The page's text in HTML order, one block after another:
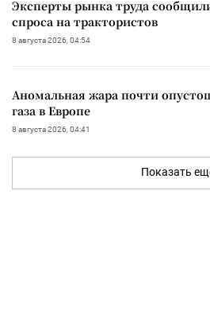
Эксперты рынка труда
спроса на трактористов
8 августа 2026, 04:54
Аномальная жара почти
газа в Европе
8 августа 2026, 04:41
Показать